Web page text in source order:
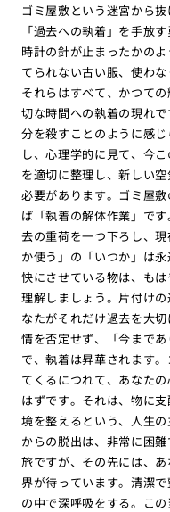
ゴミ屋敷という迷宮から
「過去への執着」を手放
時計の針が止まったかの
てられない古い服、使わ
それらはすべて、かつて
切な時間への執着の現れ
分を殺すことのように感
し、心理学的に見て、今
を適切に整理し、新しい
必要があります。ゴミ屋
ば「執着の解体作業」で
去の重荷を一つ下ろし、
か使う」の「いつか」は
快にさせている物は、も
理解しましょう。片付け
なたがそれだけ過去を大
情を否定せず、「今まで
で、執着は昇華されます
てくるにつれて、あなた
はずです。それは、物に
境を整えるという、人生
からの脱出は、非常に困
旅ですが、その先には、
界が待っています。清潔
の中で深呼吸をする。こ